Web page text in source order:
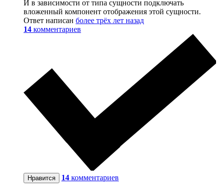
И в зависимости от типа сущности подключать
вложенный компонент отображения этой сущности.
Ответ написан более трёх лет назад
14 комментариев
Нравится 14 комментариев